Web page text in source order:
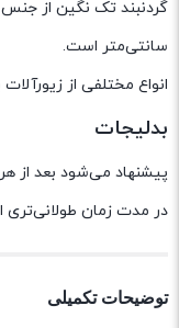
سانتی‌متر است.
انواع مختلفی از
بدلیجات
پیشنهاد می‌شود بعد از
در مدت زمان طولانی‌تری
توضیحات تکمیلی